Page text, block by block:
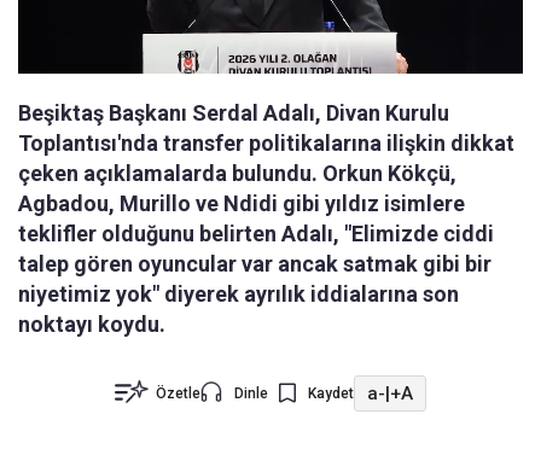
Beşiktaş Başkanı Serdal Adalı, Divan Kurulu
Toplantısı'nda transfer politikalarına ilişkin dikkat
çeken açıklamalarda bulundu. Orkun Kökçü,
Agbadou, Murillo ve Ndidi gibi yıldız isimlere
teklifler olduğunu belirten Adalı, "Elimizde ciddi
talep gören oyuncular var ancak satmak gibi bir
niyetimiz yok" diyerek ayrılık iddialarına son
noktayı koydu.
Özetle Dinle Kaydet a-|+A